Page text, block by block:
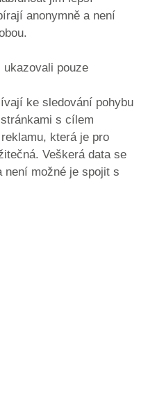
anonymně a není
pouze
ke sledování pohybu
s cílem
která je pro
Veškerá data se
možné je spojit s